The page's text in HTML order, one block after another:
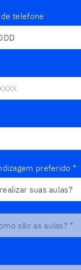
telefone
preferido *